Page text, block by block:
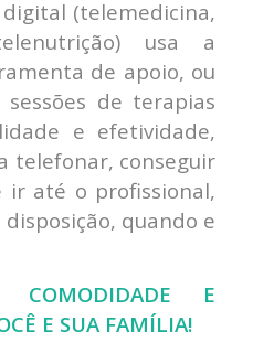
digital (telemedicina,
usa a
de apoio, ou
de terapias
e efetividade,
telefonar, conseguir
ir até o profissional,
quando e
COMODIDADE E
E SUA FAMÍLIA!